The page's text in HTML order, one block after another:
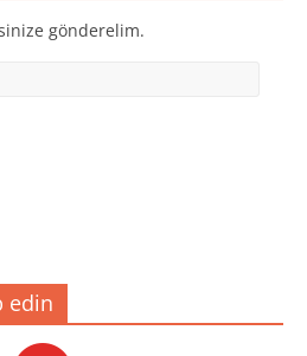
gönderelim.
edin